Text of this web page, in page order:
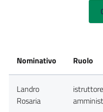
Nominativo Ruolo
Landro
Rosaria
istruttore